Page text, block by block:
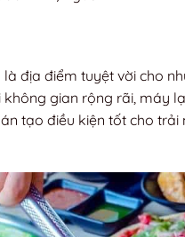
là địa điểm tuyệt vời cho
không gian rộng rãi, máy
tạo điều kiện tốt cho trải